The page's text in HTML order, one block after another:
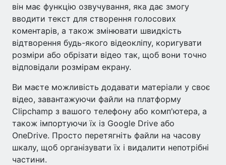
він має функцію озвучування, яка дає змогу
вводити текст для створення голосових
коментарів, а також змінювати швидкість
відтворення будь-якого відеокліпу, коригувати
розміри або обрізати відео так, щоб вони точно
відповідали розмірам екрану.
Ви маєте можливість додавати матеріали у своє
відео, завантажуючи файли на платформу
Clipchamp з вашого телефону або комп'ютера, а
також імпортуючи їх із Google Drive або
OneDrive. Просто перетягніть файли на часову
шкалу, щоб організувати їх і видалити непотрібні
частини.